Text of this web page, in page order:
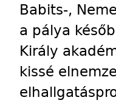
Babits-,
a pálya
Király
kissé